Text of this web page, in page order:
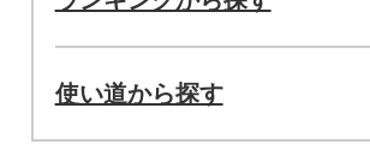
使い道から探す